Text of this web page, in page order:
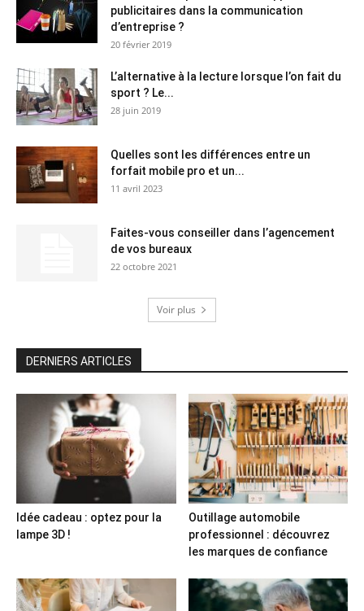
publicitaires dans la communication
d’entreprise ?
20 février 2019
L’alternative à la lecture lorsque l’on fait du
sport ? Le...
28 juin 2019
Quelles sont les différences entre un
forfait mobile pro et un...
11 avril 2023
Faites-vous conseiller dans l’agencement
de vos bureaux
22 octobre 2021
Voir plus
DERNIERS ARTICLES
Idée cadeau : optez pour la
lampe 3D !
Outillage automobile
professionnel : découvrez
les marques de confiance